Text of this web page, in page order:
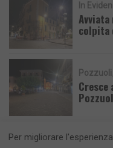
In
colpita
Pozzuoli
Per migliorare